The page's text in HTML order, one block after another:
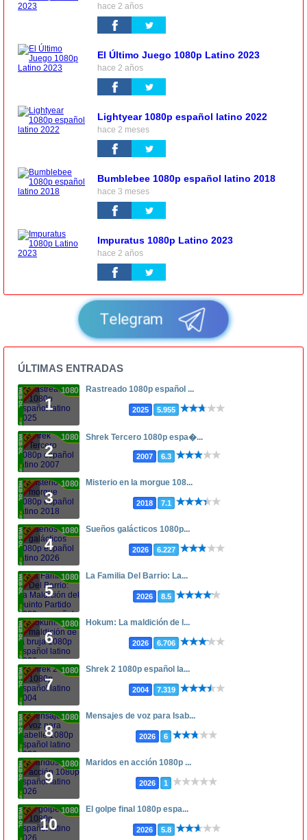
hace 2 años
El Último Juego 1080p Latino 2023
hace 2 años
Lightyear 1080p español latino 2022
hace 2 meses
Bumblebee 1080p español latino 2018
hace 3 meses
Impuratus 1080p Latino 2023
hace 2 años
Telegram
ÚLTIMAS ENTRADAS
1
1080p Rastreado 1080p español ...
2025 5.955
2
1080p Shrek Tercero 1080p espa�...
2007 6.3
3
1080p Misterio en la morgue 108...
2018 7.1
4
1080p Sueños galácticos 1080p...
2026 6.227
5
1080p La Familia Del Barrio: La...
2026 8.5
6
1080p Hokum: La maldición de l...
2026 6.706
7
1080p Shrek 2 1080p español la...
2004 7.319
8
1080p Mensajes de voz para Isab...
2026 6
9
1080p Maridos en acción 1080p ...
2026 1
10
1080p El golpe final 1080p espa...
2026 5.8